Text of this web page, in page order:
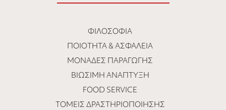
ΦΙΛΟΣΟΦΊΑ
ΠΟΙΌΤΗΤΑ & ΑΣΦΆΛΕΙΑ
ΜΟΝΆΔΕΣ ΠΑΡΑΓΩΓΉΣ
ΒΙΏΣΙΜΗ ΑΝΆΠΤΥΞΗ
FOOD SERVICE
ΤΟΜΕΊΣ ΔΡΑΣΤΗΡΙΟΠΟΊΗΣΗΣ